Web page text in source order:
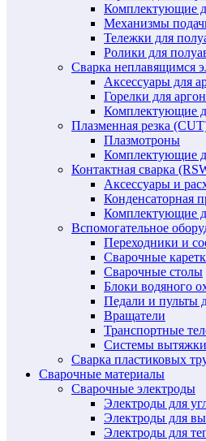
Комплектующие
Механизмы
Тележки для
Ролики для
Сварка неплавящимся
Аксессуары для
Горелки для
Комплектующие
Плазменная резка
Плазмотроны
Комплектующие
Контактная сварка
Аксессуары и
Конденсаторная
Комплектующие
Вспомогательное
Переходники и
Сварочные
Сварочные столы
Блоки водяного
Педали и пульты
Вращатели
Транспортные
Системы
Сварка пластиковых
Сварочные материалы
Сварочные электроды
Электроды для
Электроды для
Электроды для